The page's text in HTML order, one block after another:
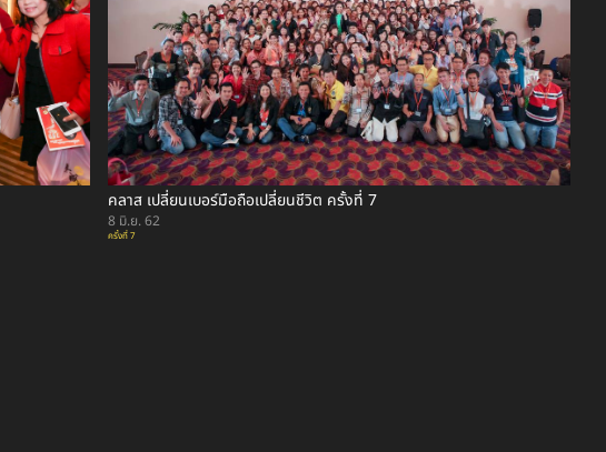
คลาส เปลี่ยนเบอร์มือถือเปลี่ยนชีวิต ครั้งที่ 7
8 มิ.ย. 62
ครั้งที่ 7